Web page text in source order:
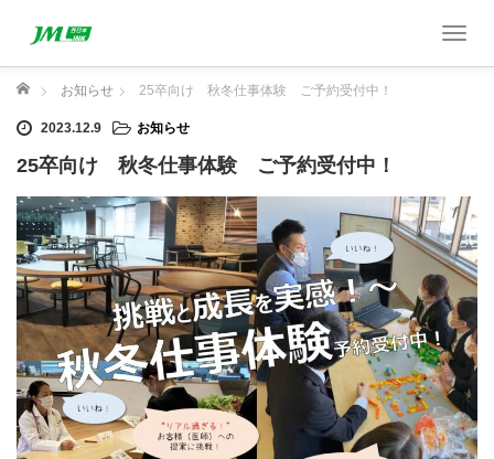
T
a
v
i
g
a
t
i
o
n
ホーム お知らせ 25卒向け 秋冬仕事体験 ご予約受付中！
2023.12.9 お知らせ
25卒向け 秋冬仕事体験 ご予約受付中！